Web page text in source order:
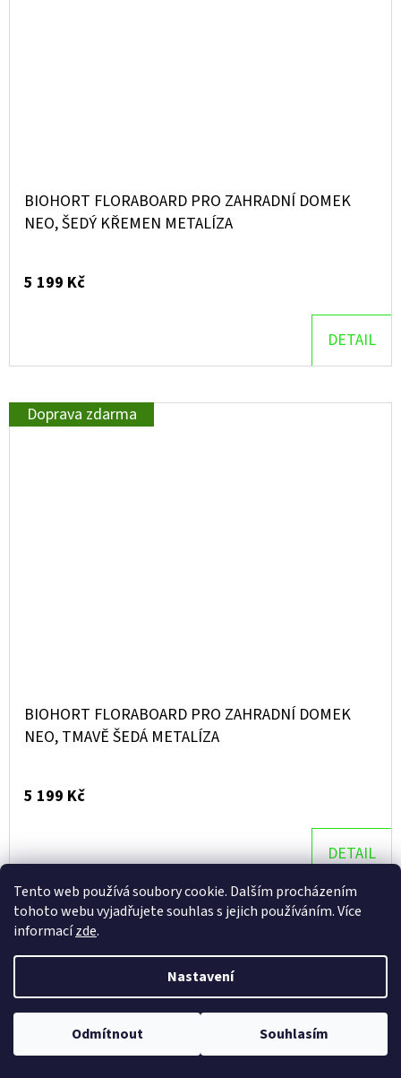
Tento web používá soubory cookie. Dalším procházením
tohoto webu vyjadřujete souhlas s jejich používáním. Více
informacízde.
Nastavení
Odmítnout Souhlasím
BIOHORT FLORABOARD PRO ZAHRADNÍ DOMEK
NEO, ŠEDÝ KŘEMEN METALÍZA
5 199 Kč
DETAIL
Doprava zdarma
BIOHORT FLORABOARD PRO ZAHRADNÍ DOMEK
NEO, TMAVĚ ŠEDÁ METALÍZA
5 199 Kč
DETAIL
Doprava zdarma